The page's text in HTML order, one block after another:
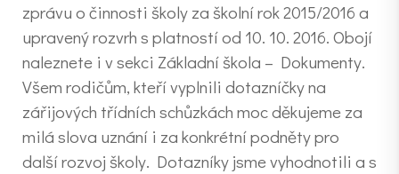
zprávu o činnosti školy za školní rok 2015/2016 a
upravený rozvrh s platností od 10. 10. 2016. Obojí
naleznete i v sekci Základní škola – Dokumenty.
Všem rodičům, kteří vyplnili dotazníčky na
zářijových třídních schůzkách moc děkujeme za
milá slova uznání i za konkrétní podněty pro
další rozvoj školy. Dotazníky jsme vyhodnotili a s